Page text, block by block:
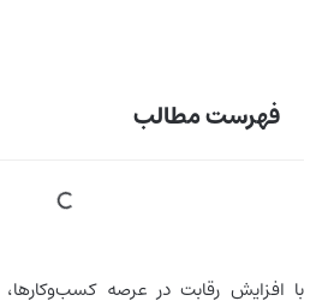
فهرست مطالب
با افزایش رقابت در عرصه کسب‌و‌کارها،